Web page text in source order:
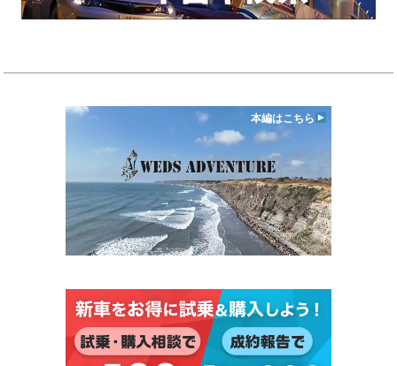
本編はこちら